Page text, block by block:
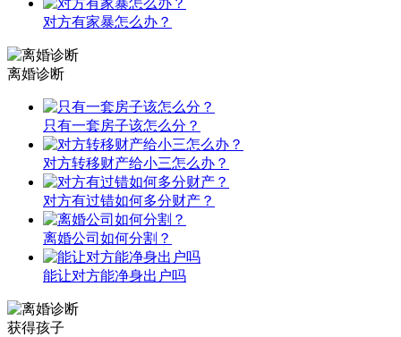
对方有家暴怎么办？
离婚诊断
只有一套房子该怎么分？
对方转移财产给小三怎么办？
对方有过错如何多分财产？
离婚公司如何分割？
能让对方能净身出户吗
获得孩子